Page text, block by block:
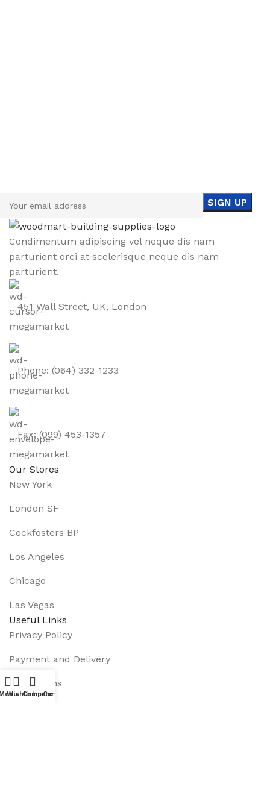
Condimentum adipiscing vel neque dis nam
parturient orci at scelerisque neque dis nam
parturient.
451 Wall Street, UK, London
Phone: (064) 332-1233
Fax: (099) 453-1357
Our Stores
New York
London SF
Cockfosters BP
Los Angeles
Chicago
Las Vegas
Useful Links
Privacy Policy
Payment and Delivery
Promotions
WishlistCompare
Cart